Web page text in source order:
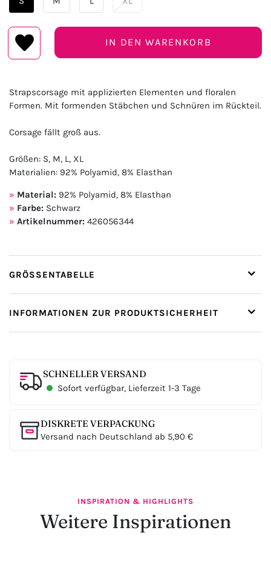
IN DEN WARENKORB
Strapscorsage mit applizierten Elementen und floralen
Formen. Mit formenden Stäbchen und Schnüren im Rückteil.
Corsage fällt groß aus.
Größen: S, M, L, XL
Materialien: 92% Polyamid, 8% Elasthan
Material: 92% Polyamid, 8% Elasthan
Farbe: Schwarz
Artikelnummer: 426056344
GRÖSSENTABELLE
INFORMATIONEN ZUR PRODUKTSICHERHEIT
SCHNELLER VERSAND
Sofort verfügbar, Lieferzeit 1-3 Tage
DISKRETE VERPACKUNG
Versand nach Deutschland ab 5,90 €
INSPIRATION & HIGHLIGHTS
Weitere Inspirationen